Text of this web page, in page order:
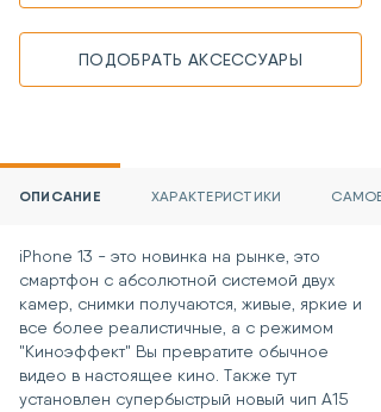
ПОДОБРАТЬ АКСЕССУАРЫ
ОПИСАНИЕ ХАРАКТЕРИСТИКИ
iPhone 13 - это новинка на рынке, это
смартфон с абсолютной системой двух
камер, снимки получаются, живые, яркие и
все более реалистичные, а с режимом
"Киноэффект" Вы превратите обычное
видео в настоящее кино. Также тут
установлен супербыстрый новый чип A15